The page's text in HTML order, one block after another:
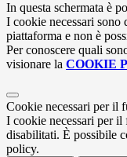
In questa schermata è
I cookie necessari
piattaforma e non è
Per conoscere quali
visionare la COOKIE
Cookie necessari per il
I cookie necessari per il
disabilitati. È possibile
policy.